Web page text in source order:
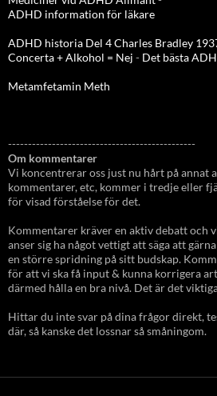
ADHD information för läkare
ADHD historia Del 4 Charles Bradley
Concerta + Alkohol = Nej - Det bästa
Metamfetamin Meth
-----------------------------------------------
Om kommentarer
Vi koncentrerar oss just nu hårt på annat
kommentarer, etc, kommer i tredje eller
för visad förståelse för det.
Kommentarer kräver en aktiv debatt och
anser sig ha något vettigt att säga att
en större spridning på sitt budskap.
för att vi ska få input & kunna korrigera
därmed hålla en bra nivå. Det är det
Hittar du inte svar på dina frågor direkt,
där, så kanske det lossnar så småningom.